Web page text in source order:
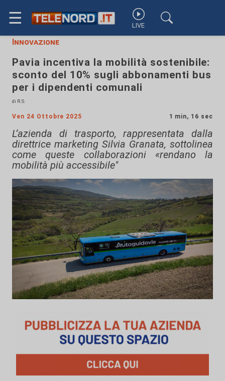
☰ LIVE
Innovazione
Pavia incentiva la mobilità sostenibile:
sconto del 10% sugli abbonamenti bus
per i dipendenti comunali
di R.S.
Ven 24 Ottobre 2025 1 min, 16 sec
L’azienda di trasporto, rappresentata dalla
direttrice marketing Silvia Granata, sottolinea
come queste collaborazioni «rendano la
mobilità più accessibile"